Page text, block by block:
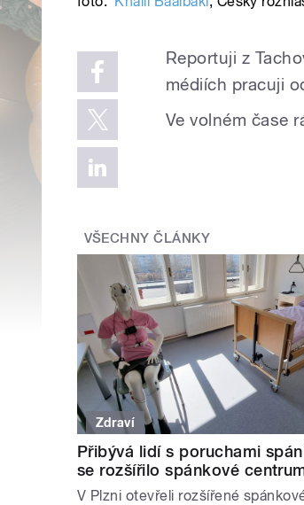
Reportuji z
médiích pracuji
Ve volném čase
VŠECHNY ČLÁNKY
Zdraví
Přibývá lidí s poruchami
se rozšířilo spánkové
V Plzni otevřeli rozšířené